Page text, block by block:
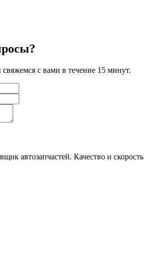
свяжемся с вами в течение 15 минут.
автозапчастей. Качество и скорость